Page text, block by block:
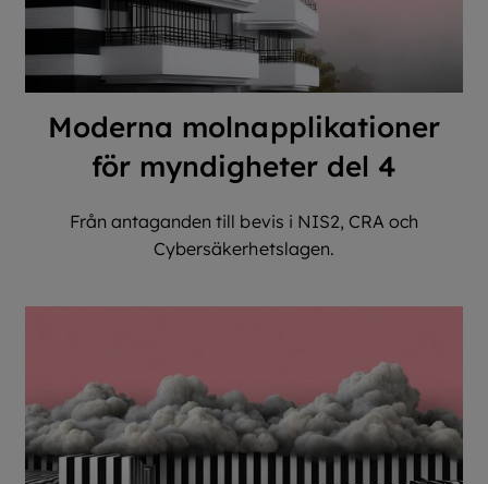
Moderna molnapplikationer
för myndigheter del 4
Från antaganden till bevis i NIS2, CRA och
Cybersäkerhetslagen.